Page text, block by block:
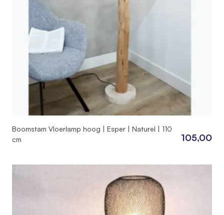
Boomstam Vloerlamp hoog | Esper | Naturel | 110
cm
105,00